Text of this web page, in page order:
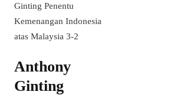
Ginting Penentu
Kemenangan Indonesia
atas Malaysia 3-2
Anthony
Ginting